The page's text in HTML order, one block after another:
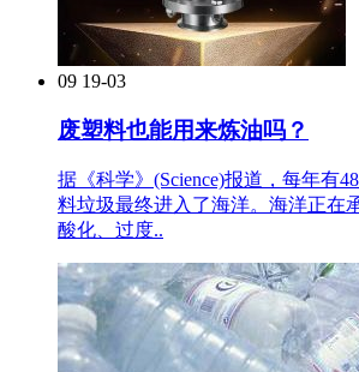
09 19-03
废塑料也能用来炼油吗？
据《科学》(Science)报道，每年有
料垃圾最终进入了海洋。海洋正在
酸化、过度..